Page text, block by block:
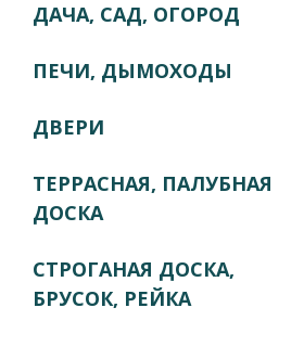
ДАЧА, САД, ОГОРОД
ПЕЧИ, ДЫМОХОДЫ
ДВЕРИ
ТЕРРАСНАЯ, ПАЛУБНАЯ
ДОСКА
СТРОГАНАЯ ДОСКА,
БРУСОК, РЕЙКА